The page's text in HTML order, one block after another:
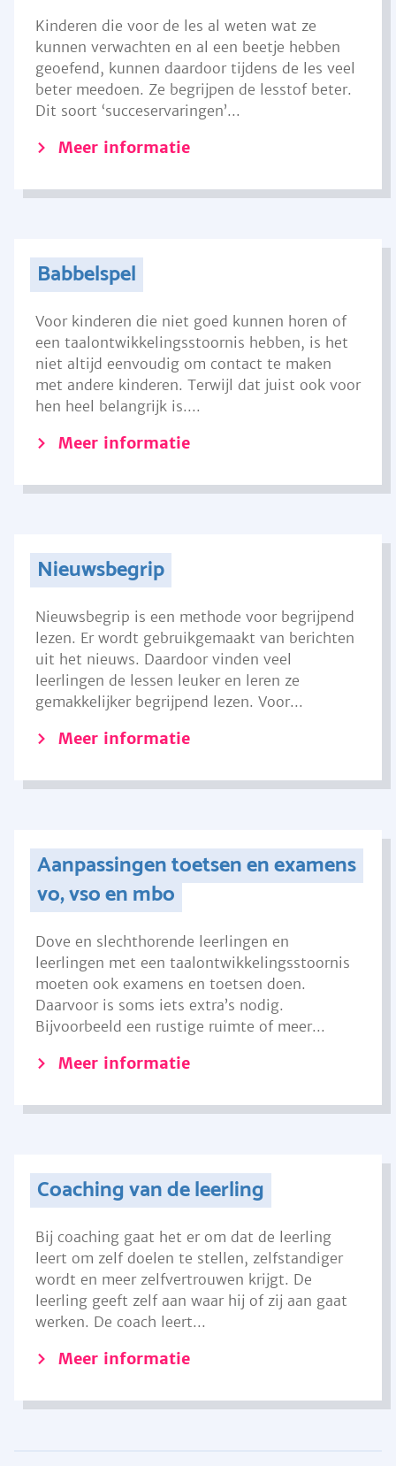
Kinderen die voor de les al weten wat ze
kunnen verwachten en al een beetje hebben
geoefend, kunnen daardoor tijdens de les veel
beter meedoen. Ze begrijpen de lesstof beter.
Dit soort ‘succeservaringen’...
Meer informatie
Babbelspel
Voor kinderen die niet goed kunnen horen of
een taalontwikkelingsstoornis hebben, is het
niet altijd eenvoudig om contact te maken
met andere kinderen. Terwijl dat juist ook voor
hen heel belangrijk is....
Meer informatie
Nieuwsbegrip
Nieuwsbegrip is een methode voor begrijpend
lezen. Er wordt gebruikgemaakt van berichten
uit het nieuws. Daardoor vinden veel
leerlingen de lessen leuker en leren ze
gemakkelijker begrijpend lezen. Voor...
Meer informatie
Aanpassingen toetsen en examens
vo, vso en mbo
Dove en slechthorende leerlingen en
leerlingen met een taalontwikkelingsstoornis
moeten ook examens en toetsen doen.
Daarvoor is soms iets extra’s nodig.
Bijvoorbeeld een rustige ruimte of meer...
Meer informatie
Coaching van de leerling
Bij coaching gaat het er om dat de leerling
leert om zelf doelen te stellen, zelfstandiger
wordt en meer zelfvertrouwen krijgt. De
leerling geeft zelf aan waar hij of zij aan gaat
werken. De coach leert...
Meer informatie